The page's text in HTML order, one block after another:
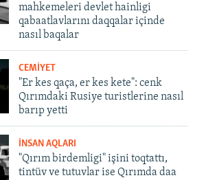
mahkemeleri devlet hainligi
qabaatlavlarını daqqalar içinde
nasıl baqalar
CEMİYET
"Er kes qaça, er kes kete": cenk
Qırımdaki Rusiye turistlerine nasıl
barıp yetti
İNSAN AQLARI
"Qırım birdemligi" işini toqtattı,
tintüv ve tutuvlar ise Qırımda daa